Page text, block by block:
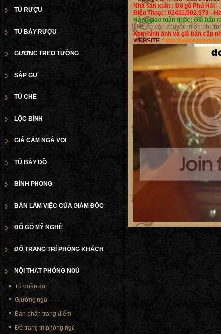
Nhà sản xuât : Đồ gỗ Phú Hải
Điện Thoại : 02413.502.979 -
Hàng giao toàn quốc; Giá bán
( Hỗ trợ vận chuyển miễn phí
Xem hình ảnh và giá bán cập
WEBSITE : http://
TỦ RƯỢU
TỦ BÀY RƯỢU
GƯƠNG TREO TƯỜNG
SẬP GỤ
TỦ CHÈ
LỘC BÌNH
GIÁ CẮM NGÀ VOI
TỦ BÀY ĐỒ
BÌNH PHONG
BÀN LÀM VIỆC CỦA GIÁM ĐỐC
ĐỒ GỖ MỸ NGHỆ
ĐỒ TRANG TRÍ PHÒNG KHÁCH
NỘI THẤT PHÒNG NGỦ
Tủ quần áo
Giường ngủ
Bàn phấn trang điểm
Đồ trang trí phòng ngủ